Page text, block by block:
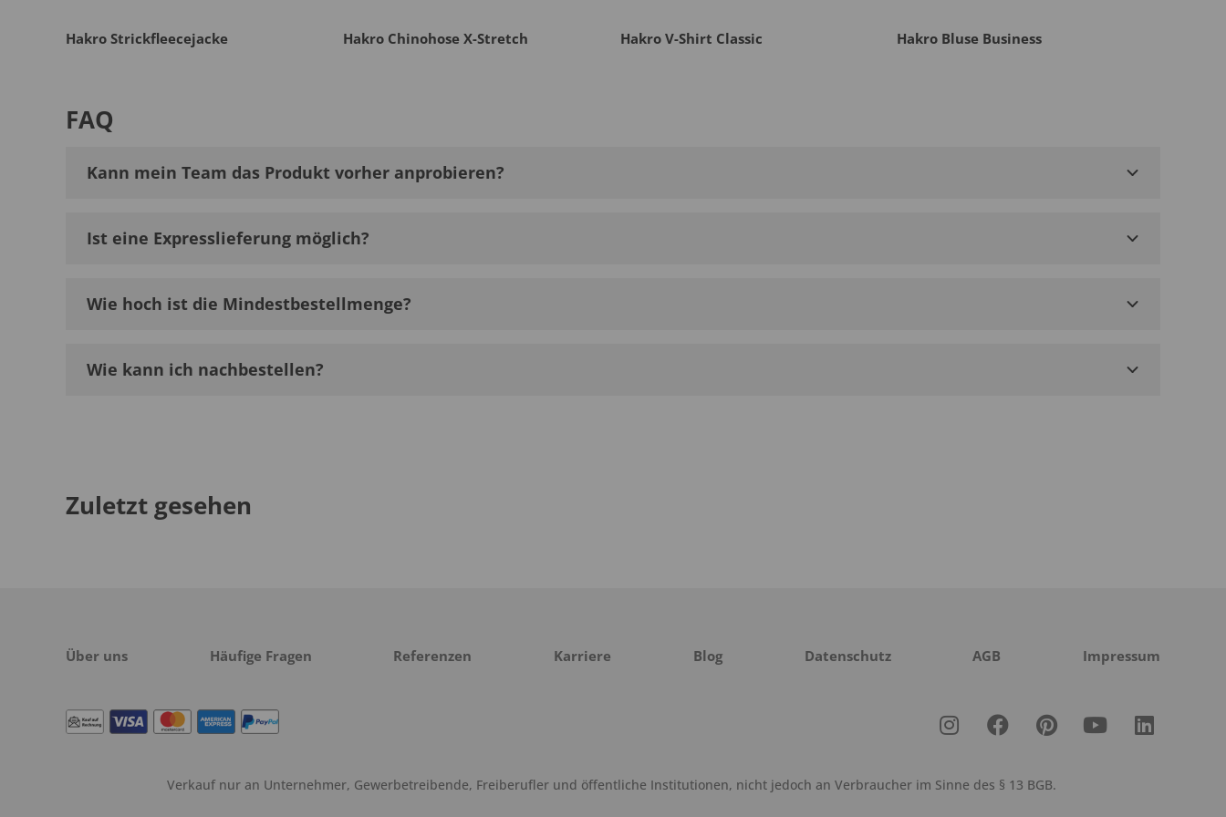
Hakro Strickfleecejacke Hakro Chinohose X-Stretch Hakro V-Shirt Classic Hakro Bluse Business
FAQ
Kann mein Team das Produkt vorher anprobieren?
Ist eine Expresslieferung möglich?
Wie hoch ist die Mindestbestellmenge?
Wie kann ich nachbestellen?
Zuletzt gesehen
Über uns Häufige Fragen Referenzen Karriere Blog Datenschutz AGB Impressum
Verkauf nur an Unternehmer, Gewerbetreibende, Freiberufler und öffentliche Institutionen, nicht jedoch an Verbraucher im Sinne des § 13 BGB.